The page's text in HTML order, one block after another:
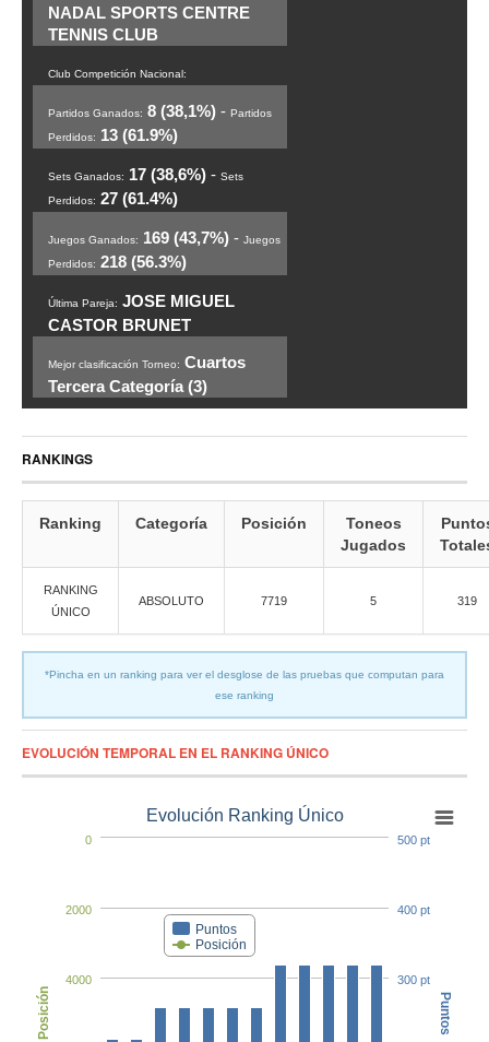
NADAL SPORTS CENTRE
TENNIS CLUB
Club Competición Nacional:
Partidos Ganados: 8 (38,1%) - Partidos
Perdidos: 13 (61.9%)
Sets Ganados: 17 (38,6%) - Sets
Perdidos: 27 (61.4%)
Juegos Ganados: 169 (43,7%) - Juegos
Perdidos: 218 (56.3%)
Última Pareja: JOSE MIGUEL
CASTOR BRUNET
Mejor clasificación Torneo: Cuartos
Tercera Categoría (3)
RANKINGS
Ranking Categoría Posición
Toneos
Jugados
RANKING
ÚNICO
ABSOLUTO 7719 5 319
*Pincha en un ranking para ver el desglose de las pruebas que computan para
ese ranking
EVOLUCIÓN TEMPORAL EN EL RANKING ÚNICO
Posición Puntos
Evolución Ranking Único
Puntos
Posición
0
2000
4000 300 pt
400 pt
500 pt